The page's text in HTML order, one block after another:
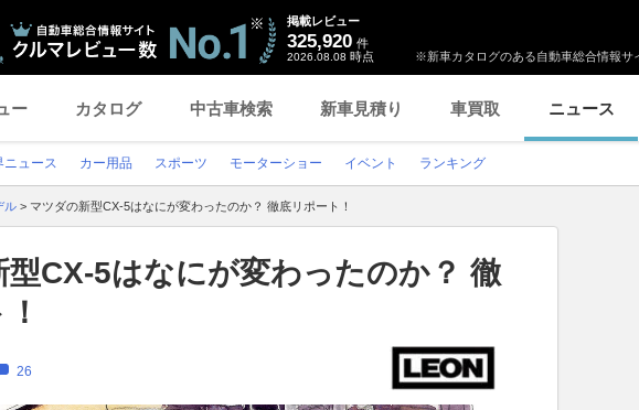
※新車カタログのある自動車総合情報サ
掲載レビュー
325,920 件
2026.08.08 時点
ー カタログ 中古車検索 新車見積り 車買取 ニュース
ニュース カー用品 スポーツ モーターショー イベント ランキング
ル > マツダの新型CX-5はなにが変わったのか？ 徹底リポート！
型CX-5はなにが変わったのか？ 徹
26